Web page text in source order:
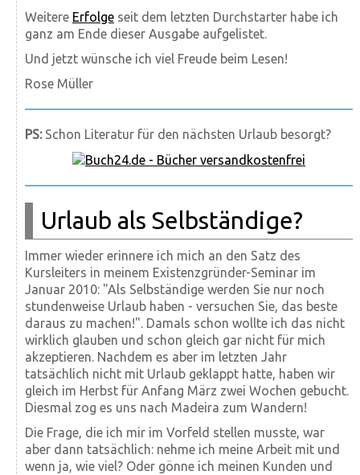
Weitere Erfolge seit dem letzten Durchstarter habe ich
ganz am Ende dieser Ausgabe aufgelistet.
Und jetzt wünsche ich viel Freude beim Lesen!
Rose Müller
PS:Schon Literatur für den nächsten Urlaub besorgt?
Urlaub als Selbständige?
Immer wieder erinnere ich mich an den Satz des
Kursleiters in meinem Existenzgründer-Seminar im
Januar 2010: "Als Selbständige werden Sie nur noch
stundenweise Urlaub haben - versuchen Sie, das beste
daraus zu machen!". Damals schon wollte ich das nicht
wirklich glauben und schon gleich gar nicht für mich
akzeptieren. Nachdem es aber im letzten Jahr
tatsächlich nicht mit Urlaub geklappt hatte, haben wir
gleich im Herbst für Anfang März zwei Wochen gebucht.
Diesmal zog es uns nach Madeira zum Wandern!
Die Frage, die ich mir im Vorfeld stellen musste, war
aber dann tatsächlich: nehme ich meine Arbeit mit und
wenn ja, wie viel? Oder gönne ich meinen Kunden und